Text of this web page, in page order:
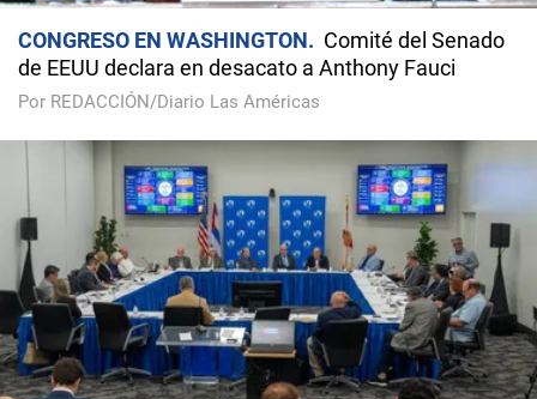
CONGRESO EN WASHINGTON
Comité del Senado
de EEUU declara en desacato a Anthony Fauci
Por REDACCIÓN/Diario Las Américas